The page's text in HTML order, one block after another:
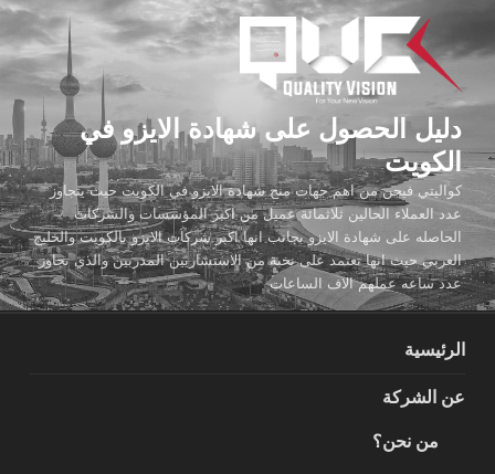
المحتوى
دليل الحصول على شهادة الايزو في
الكويت
كواليتي فيجن من اهم جهات منح شهادة الايزو في الكويت حيث يتجاوز
عدد العملاء الحالين ثلاثمائة عميل من اكبر المؤسسات والشركات
الحاصله على شهادة الايزو بجانب انها اكبر شركات الايزو بالكويت والخليج
العربي حيث انها تعتمد على نخبة من الاستشاريين المدربين والذي تجاوز
عدد ساعه عملهم الاف الساعات
الرئيسية
عن الشركة
من نحن؟